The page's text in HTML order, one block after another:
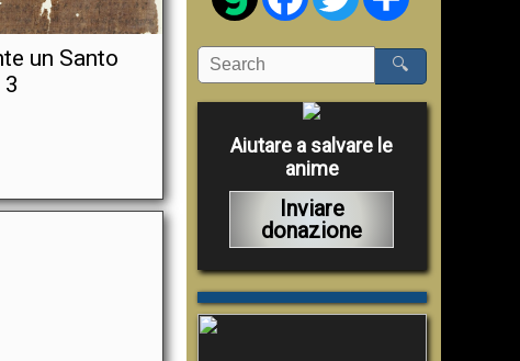
un Santo
🔍
Aiutare a salvare le
anime
Inviare
donazione